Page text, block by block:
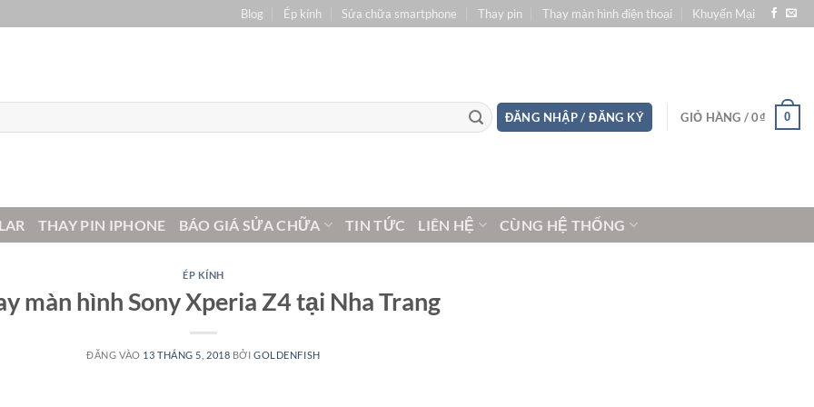
Blog Ép kính Sửa chữa smartphone Thay pin Thay màn hình điện thoại Khuyến Mại
ĐĂNG NHẬP / ĐĂNG KÝ GIỎ HÀNG /0₫ 0
THAY PIN IPHONE BÁO GIÁ SỬA CHỮA TIN TỨC LIÊN HỆ CÙNG HỆ THỐNG
ÉP KÍNH
màn hình Sony Xperia Z4 tại Nha Trang
ĐĂNG VÀO 13 THÁNG 5, 2018 BỞIGOLDENFISH